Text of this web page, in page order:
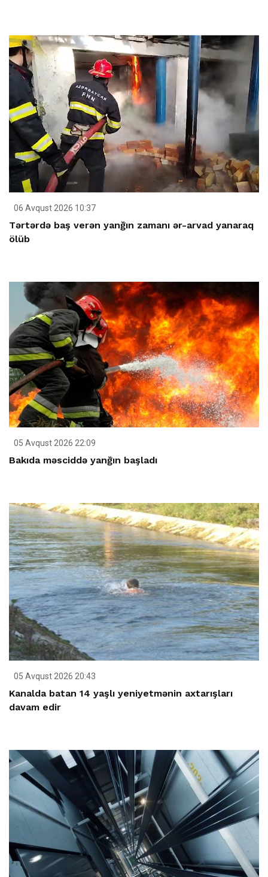
06 Avqust 2026 10:37
Tərtərdə baş verən yanğın zamanı ər-arvad yanaraq
ölüb
05 Avqust 2026 22:09
Bakıda məsciddə yanğın başladı
05 Avqust 2026 20:43
Kanalda batan 14 yaşlı yeniyetmənin axtarışları
davam edir